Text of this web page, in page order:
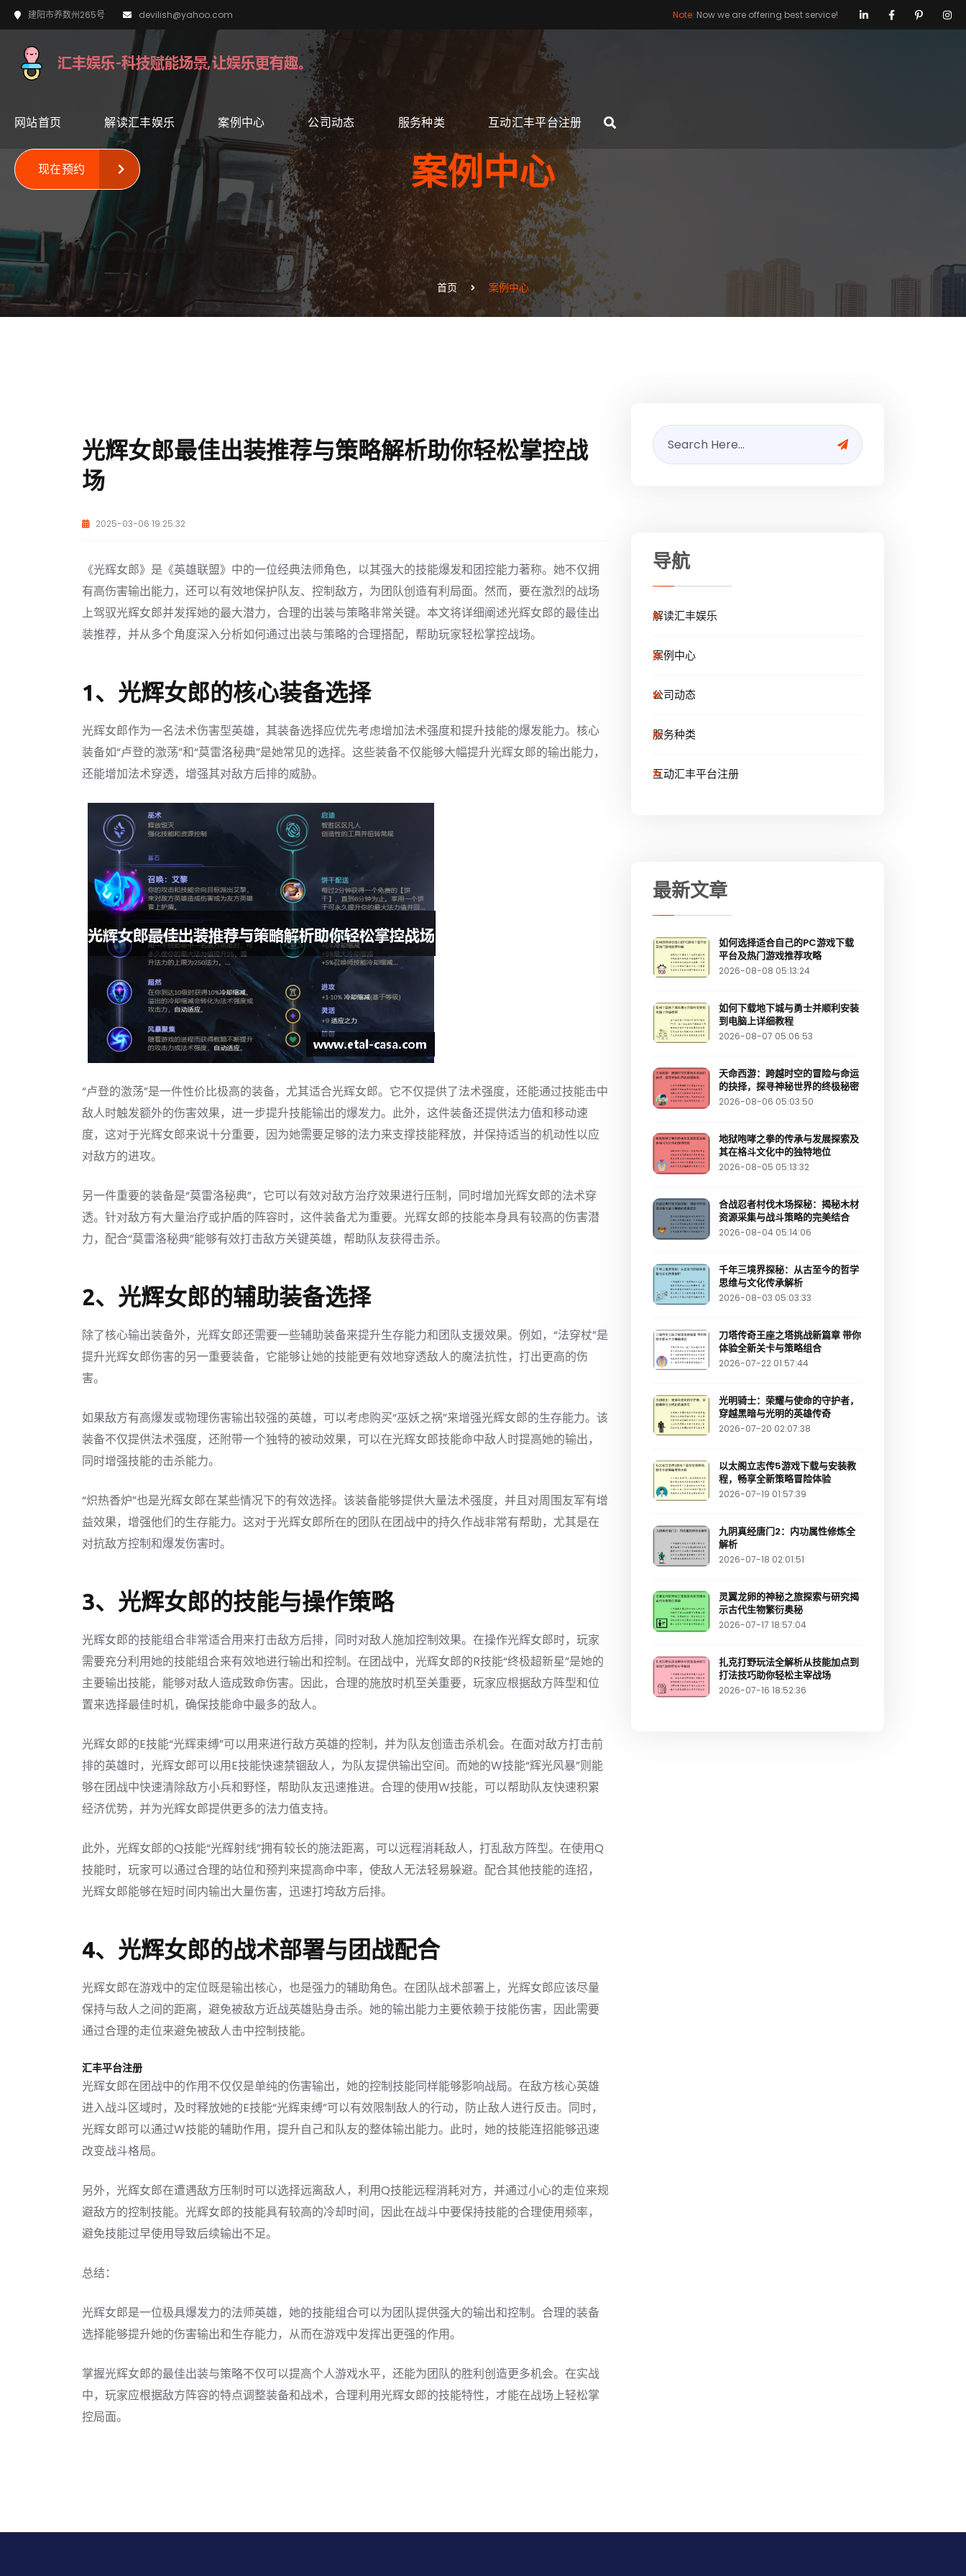
建阳市养数州265号 devilish@yahoo.com Note: Now we are offering best service!
网站首页 解读汇丰娱乐 案例中心 公司动态 服务种类 互动汇丰平台注册
现在预约 案例中心
首页 案例中心
光辉女郎最佳出装推荐与策略解析助你轻松掌控战
场
2025-03-06 19:25:32
《光辉女郎》是《英雄联盟》中的一位经典法师角色，以其强大的技能爆发和团控能力著称。她不仅拥
有高伤害输出能力，还可以有效地保护队友、控制敌方，为团队创造有利局面。然而，要在激烈的战场
上驾驭光辉女郎并发挥她的最大潜力，合理的出装与策略非常关键。本文将详细阐述光辉女郎的最佳出
装推荐，并从多个角度深入分析如何通过出装与策略的合理搭配，帮助玩家轻松掌控战场。
1、光辉女郎的核心装备选择
光辉女郎作为一名法术伤害型英雄，其装备选择应优先考虑增加法术强度和提升技能的爆发能力。核心
装备如“卢登的激荡”和“莫雷洛秘典”是她常见的选择。这些装备不仅能够大幅提升光辉女郎的输出能力，
还能增加法术穿透，增强其对敌方后排的威胁。
“卢登的激荡”是一件性价比极高的装备，尤其适合光辉女郎。它不仅提供了法术强度，还能通过技能击中
敌人时触发额外的伤害效果，进一步提升技能输出的爆发力。此外，这件装备还提供法力值和移动速
度，这对于光辉女郎来说十分重要，因为她需要足够的法力来支撑技能释放，并保持适当的机动性以应
对敌方的进攻。
另一件重要的装备是“莫雷洛秘典”，它可以有效对敌方治疗效果进行压制，同时增加光辉女郎的法术穿
透。针对敌方有大量治疗或护盾的阵容时，这件装备尤为重要。光辉女郎的技能本身具有较高的伤害潜
力，配合“莫雷洛秘典”能够有效打击敌方关键英雄，帮助队友获得击杀。
2、光辉女郎的辅助装备选择
除了核心输出装备外，光辉女郎还需要一些辅助装备来提升生存能力和团队支援效果。例如，“法穿杖”是
提升光辉女郎伤害的另一重要装备，它能够让她的技能更有效地穿透敌人的魔法抗性，打出更高的伤
害。
如果敌方有高爆发或物理伤害输出较强的英雄，可以考虑购买“巫妖之祸”来增强光辉女郎的生存能力。该
装备不仅提供法术强度，还附带一个独特的被动效果，可以在光辉女郎技能命中敌人时提高她的输出，
同时增强技能的击杀能力。
“炽热香炉”也是光辉女郎在某些情况下的有效选择。该装备能够提供大量法术强度，并且对周围友军有增
益效果，增强他们的生存能力。这对于光辉女郎所在的团队在团战中的持久作战非常有帮助，尤其是在
对抗敌方控制和爆发伤害时。
3、光辉女郎的技能与操作策略
光辉女郎的技能组合非常适合用来打击敌方后排，同时对敌人施加控制效果。在操作光辉女郎时，玩家
需要充分利用她的技能组合来有效地进行输出和控制。在团战中，光辉女郎的R技能“终极超新星”是她的
主要输出技能，能够对敌人造成致命伤害。因此，合理的施放时机至关重要，玩家应根据敌方阵型和位
置来选择最佳时机，确保技能命中最多的敌人。
光辉女郎的E技能“光辉束缚”可以用来进行敌方英雄的控制，并为队友创造击杀机会。在面对敌方打击前
排的英雄时，光辉女郎可以用E技能快速禁锢敌人，为队友提供输出空间。而她的W技能“辉光风暴”则能
够在团战中快速清除敌方小兵和野怪，帮助队友迅速推进。合理的使用W技能，可以帮助队友快速积累
经济优势，并为光辉女郎提供更多的法力值支持。
此外，光辉女郎的Q技能“光辉射线”拥有较长的施法距离，可以远程消耗敌人，打乱敌方阵型。在使用Q
技能时，玩家可以通过合理的站位和预判来提高命中率，使敌人无法轻易躲避。配合其他技能的连招，
光辉女郎能够在短时间内输出大量伤害，迅速打垮敌方后排。
4、光辉女郎的战术部署与团战配合
光辉女郎在游戏中的定位既是输出核心，也是强力的辅助角色。在团队战术部署上，光辉女郎应该尽量
保持与敌人之间的距离，避免被敌方近战英雄贴身击杀。她的输出能力主要依赖于技能伤害，因此需要
通过合理的走位来避免被敌人击中控制技能。
汇丰平台注册
光辉女郎在团战中的作用不仅仅是单纯的伤害输出，她的控制技能同样能够影响战局。在敌方核心英雄
进入战斗区域时，及时释放她的E技能“光辉束缚”可以有效限制敌人的行动，防止敌人进行反击。同时，
光辉女郎可以通过W技能的辅助作用，提升自己和队友的整体输出能力。此时，她的技能连招能够迅速
改变战斗格局。
另外，光辉女郎在遭遇敌方压制时可以选择远离敌人，利用Q技能远程消耗对方，并通过小心的走位来规
避敌方的控制技能。光辉女郎的技能具有较高的冷却时间，因此在战斗中要保持技能的合理使用频率，
避免技能过早使用导致后续输出不足。
总结：
光辉女郎是一位极具爆发力的法师英雄，她的技能组合可以为团队提供强大的输出和控制。合理的装备
选择能够提升她的伤害输出和生存能力，从而在游戏中发挥出更强的作用。
掌握光辉女郎的最佳出装与策略不仅可以提高个人游戏水平，还能为团队的胜利创造更多机会。在实战
中，玩家应根据敌方阵容的特点调整装备和战术，合理利用光辉女郎的技能特性，才能在战场上轻松掌
控局面。
导航
解读汇丰娱乐
案例中心
公司动态
服务种类
互动汇丰平台注册
最新文章
如何选择适合自己的PC游戏下载
平台及热门游戏推荐攻略
2026-08-08 05:13:24
如何下载地下城与勇士并顺利安装
到电脑上详细教程
2026-08-07 05:06:53
天命西游：跨越时空的冒险与命运
的抉择，探寻神秘世界的终极秘密
2026-08-06 05:03:50
地狱咆哮之拳的传承与发展探索及
其在格斗文化中的独特地位
2026-08-05 05:13:32
合战忍者村伐木场探秘：揭秘木材
资源采集与战斗策略的完美结合
2026-08-04 05:14:06
千年三境界探秘：从古至今的哲学
思维与文化传承解析
2026-08-03 05:03:33
刀塔传奇王座之塔挑战新篇章 带你
体验全新关卡与策略组合
2026-07-22 01:57:44
光明骑士：荣耀与使命的守护者，
穿越黑暗与光明的英雄传奇
2026-07-20 02:07:38
以太阁立志传5游戏下载与安装教
程，畅享全新策略冒险体验
2026-07-19 01:57:39
九阴真经唐门2：内功属性修炼全
解析
2026-07-18 02:01:51
灵翼龙卵的神秘之旅探索与研究揭
示古代生物繁衍奥秘
2026-07-17 18:57:04
扎克打野玩法全解析从技能加点到
打法技巧助你轻松主宰战场
2026-07-16 18:52:36